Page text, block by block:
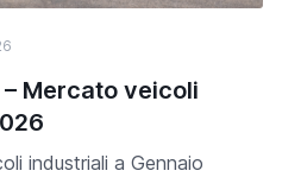
Mercato veicoli
industriali a Gennaio